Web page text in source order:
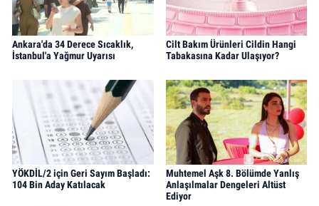
Ankara'da 34 Derece Sıcaklık,
İstanbul'a Yağmur Uyarısı
Cilt Bakım Ürünleri Cildin Hangi
Tabakasına Kadar Ulaşıyor?
YÖKDİL/2 için Geri Sayım Başladı:
104 Bin Aday Katılacak
Muhtemel Aşk 8. Bölümde Yanlış
Anlaşılmalar Dengeleri Altüst
Ediyor